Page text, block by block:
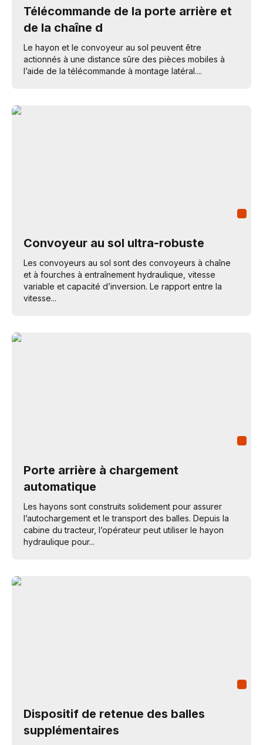
Télécommande de la porte arrière et
de la chaîne d
Le hayon et le convoyeur au sol peuvent être
actionnés à une distance sûre des pièces mobiles à
l’aide de la télécommande à montage latéral....
Convoyeur au sol ultra-robuste
Les convoyeurs au sol sont des convoyeurs à chaîne
et à fourches à entraînement hydraulique, vitesse
variable et capacité d’inversion. Le rapport entre la
vitesse...
Porte arrière à chargement
automatique
Les hayons sont construits solidement pour assurer
l’autochargement et le transport des balles. Depuis la
cabine du tracteur, l’opérateur peut utiliser le hayon
hydraulique pour...
Dispositif de retenue des balles
supplémentaires